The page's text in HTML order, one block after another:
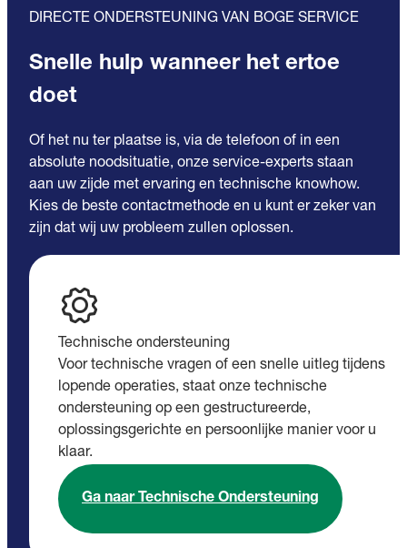
DIRECTE ONDERSTEUNING VAN BOGE SERVICE
Snelle hulp wanneer het ertoe
doet
Of het nu ter plaatse is, via de telefoon of in een
absolute noodsituatie, onze service-experts staan
aan uw zijde met ervaring en technische knowhow.
Kies de beste contactmethode en u kunt er zeker van
zijn dat wij uw probleem zullen oplossen.
Technische ondersteuning
Voor technische vragen of een snelle uitleg tijdens
lopende operaties, staat onze technische
ondersteuning op een gestructureerde,
oplossingsgerichte en persoonlijke manier voor u
klaar.
Ga naar Technische Ondersteuning